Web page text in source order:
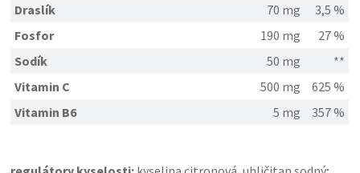
Draslík
70 mg
3,5 %
Fosfor
190 mg
27 %
Sodík
50 mg
**
Vitamin C
500 mg
625 %
Vitamin B6
5 mg 357 %